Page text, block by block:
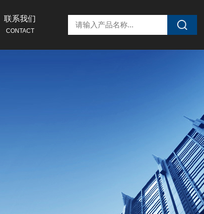
联系我们
CONTACT